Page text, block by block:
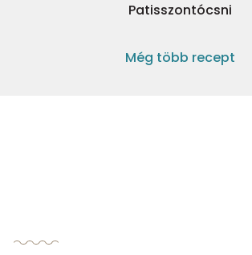
Patisszontócsni
Még több recept